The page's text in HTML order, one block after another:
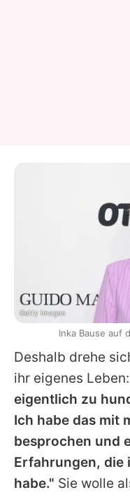
Deshalb drehe
ihr eigenes Leben:
eigentlich zu
Ich habe das mit
besprochen und
Erfahrungen, die
habe." Sie wolle
Getty Images
Inka Bause auf